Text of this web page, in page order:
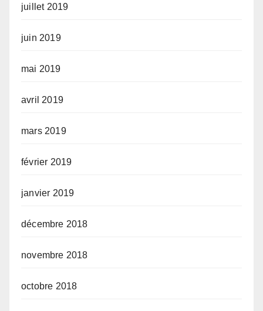
juillet 2019
juin 2019
mai 2019
avril 2019
mars 2019
février 2019
janvier 2019
décembre 2018
novembre 2018
octobre 2018